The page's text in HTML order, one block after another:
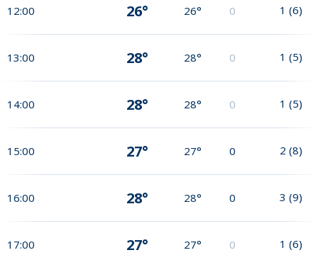
12:00 26° 26° 0 1 (6)
13:00 28° 28° 0 1 (5)
14:00 28° 28° 0 1 (5)
15:00 27° 27° 0 2 (8)
16:00 28° 28° 0 3 (9)
17:00 27° 27° 0 1 (6)